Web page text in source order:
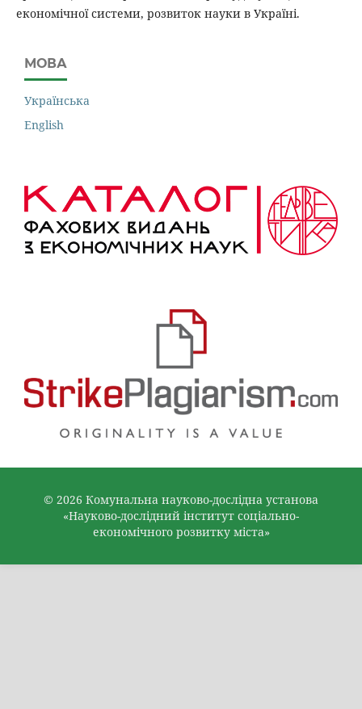
економічної системи, розвиток науки в Україні.
МОВА
Українська
English
© 2026 Комунальна науково-дослідна установа
«Науково-дослідний інститут соціально-
економічного розвитку міста»